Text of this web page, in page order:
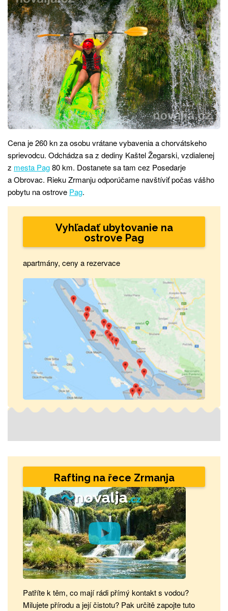
Cena je 260 kn za osobu vrátane vybavenia a chorvátskeho
sprievodcu. Odchádza sa z dediny Kaštel Žegarski, vzdialenej
z mesta Pag80 km. Dostanete sa tam cez Posedarje
a Obrovac. Rieku Zrmanju odporúčame navštíviť počas vášho
pobytu na ostrove Pag.
Vyhľadať ubytovanie na
ostrove Pag
apartmány, ceny a rezervace
Rafting na řece Zrmanja
Patříte k těm, co mají rádi přímý kontakt s vodou?
Milujete přírodu a její čistotu? Pak určitě zapojte tuto